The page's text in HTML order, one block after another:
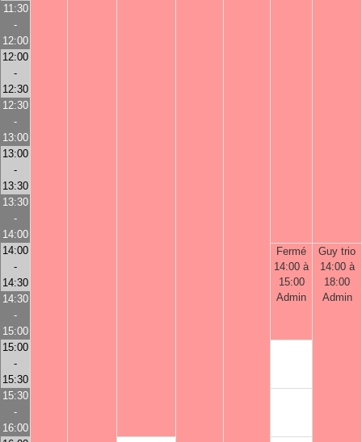
11:30
-
12:00
12:00
-
12:30
12:30
-
13:00
13:00
-
13:30
13:30
-
14:00
14:00
-
14:30
Fermé
14:00 à
15:00
Admin
Guy trio
14:00 à
18:00
Admin
14:30
-
15:00
15:00
-
15:30
15:30
-
16:00